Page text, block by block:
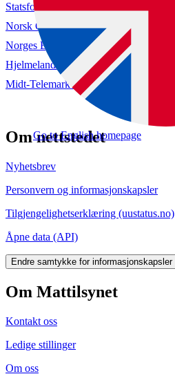
Go to English homepage
Statsforvaltaren i Vestland (hoering.no)
Norsk Gartnerforbund (hoering.no)
Norges Bondelag (hoering.no)
Hjelmeland kommune (hoering.no)
Midt-Telemark Birøkterlag (hoering.no)
Om nettstedet
Nyhetsbrev
Personvern og informasjonskapsler
Tilgjengelighetserklæring (uustatus.no)
Åpne data (API)
Endre samtykke for informasjonskapsler
Om Mattilsynet
Kontakt oss
Ledige stillinger
Om oss